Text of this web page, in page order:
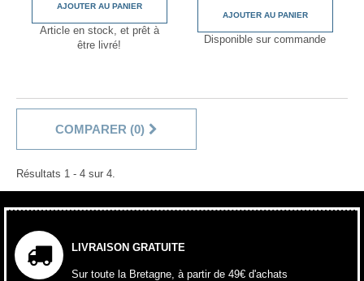
AJOUTER AU PANIER
Article en stock, et prêt à
être livré!
AJOUTER AU PANIER
Disponible sur commande
COMPARER (0)
Résultats 1 - 4 sur 4.
LIVRAISON GRATUITE
Sur toute la Bretagne, à partir de 49€ d'achats